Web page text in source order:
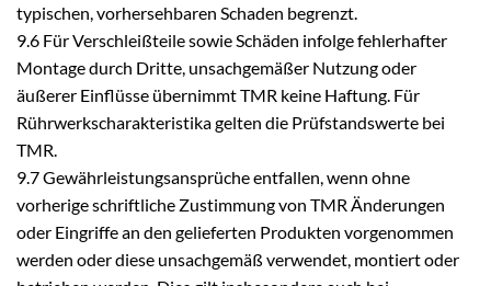
typischen, vorhersehbaren Schaden begrenzt.
9.6 Für Verschleißteile sowie Schäden infolge fehlerhafter
Montage durch Dritte, unsachgemäßer Nutzung oder
äußerer Einflüsse übernimmt TMR keine Haftung. Für
Rührwerkscharakteristika gelten die Prüfstandswerte bei
TMR.
9.7 Gewährleistungsansprüche entfallen, wenn ohne
vorherige schriftliche Zustimmung von TMR Änderungen
oder Eingriffe an den gelieferten Produkten vorgenommen
werden oder diese unsachgemäß verwendet, montiert oder